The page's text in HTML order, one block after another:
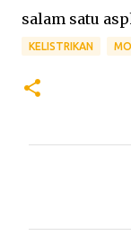
salam satu
KELISTRIKAN